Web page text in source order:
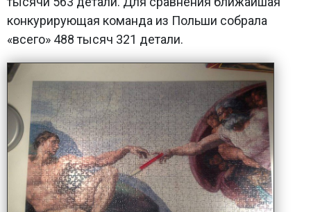
конкурирующая команда из Польши собрала
«всего» 488 тысяч 321 детали.